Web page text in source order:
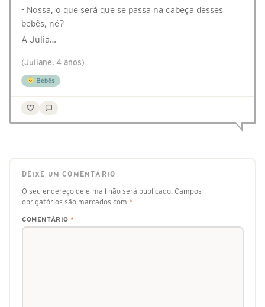
- Nossa, o que será que se passa na cabeça desses
bebês, né?
A Julia…
(Juliane, 4 anos)
Bebês
DEIXE UM COMENTÁRIO
O seu endereço de e-mail não será publicado. Campos
obrigatórios são marcados com *
COMENTÁRIO *